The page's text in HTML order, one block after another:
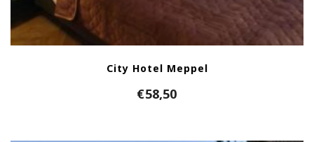
City Hotel Meppel
€58,50